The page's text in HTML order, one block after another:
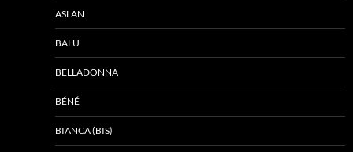
ASLAN
BALU
BELLADONNA
BÉNÉ
BIANCA (BIS)